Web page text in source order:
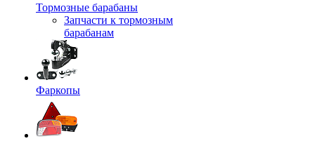
Тормозные барабаны
Запчасти к тормозным
барабанам
Фаркопы